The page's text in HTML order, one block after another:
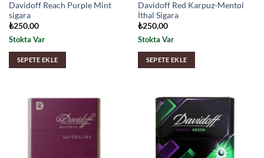
Davidoff Reach Purple Mint
sigara
₺250,00
Stokta Var
SEPETE EKLE
Davidoff Red Karpuz-Mentol
İthal Sigara
₺250,00
Stokta Var
SEPETE EKLE